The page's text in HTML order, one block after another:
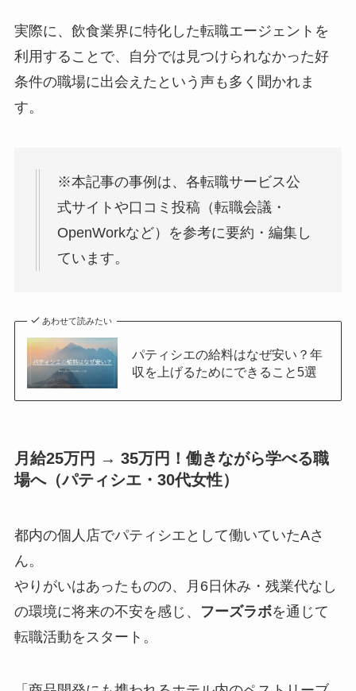
実際に、飲食業界に特化した転職エージェントを
利用することで、自分では見つけられなかった好
条件の職場に出会えたという声も多く聞かれま
す。
※本記事の事例は、各転職サービス公
式サイトや口コミ投稿（転職会議・
OpenWorkなど）を参考に要約・編集し
ています。
あわせて読みたい
パティシエの給料はなぜ安い？年
収を上げるためにできること5選
月給25万円 → 35万円！働きながら学べる職
場へ（パティシエ・30代女性）
都内の個人店でパティシエとして働いていたAさ
ん。
やりがいはあったものの、月6日休み・残業代なし
の環境に将来の不安を感じ、
フーズラボを通じて
転職活動をスタート。